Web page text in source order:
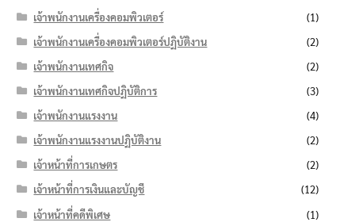
เจ้าพนักงานเครื่องคอมพิวเตอร์
(1)
เจ้าพนักงานเครื่องคอมพิวเตอร์ปฏิบัติงาน
(2)
เจ้าพนักงานเทศกิจ
(2)
เจ้าพนักงานเทศกิจปฏิบัติการ
(3)
เจ้าพนักงานแรงงาน
(4)
เจ้าพนักงานแรงงานปฏิบัติงาน
(2)
เจ้าหน้าที่การเกษตร
(2)
เจ้าหน้าที่การเงินและบัญชี
(12)
เจ้าหน้าที่คดีพิเศษ
(1)